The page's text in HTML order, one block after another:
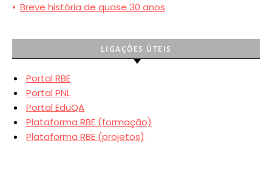
• Breve história de quase 30 anos
LIGAÇÕES ÚTEIS
Portal RBE
Portal PNL
Portal EduQA
Plataforma RBE (formação)
Plataforma RBE (projetos)